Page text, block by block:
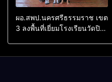
ผอ.สพป.นครศรีธรรมราช เขต
3 ลงพื้นที่เยี่ยมโรงเรียนวัดปิยา